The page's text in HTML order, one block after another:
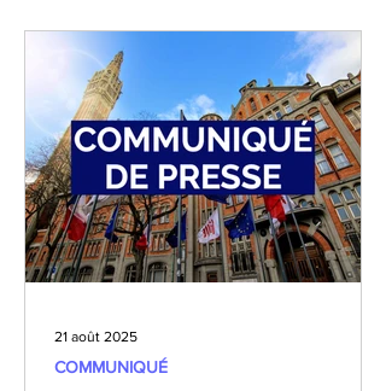
nous corrigerons cette erreur. Nous
remettrons l’Avenue du Peuple Belge
en eau. Nous respecterons la parole
des Lilloises et des Lillois. Mais ce
projet n’est pas qu’une questio
COMMUNIQUÉ
21 août 2025